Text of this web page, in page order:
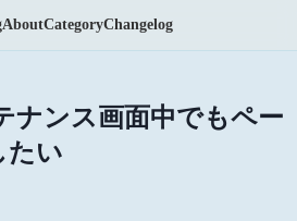
AboutCategoryChangelog
ナンス画面中でもペー
たい